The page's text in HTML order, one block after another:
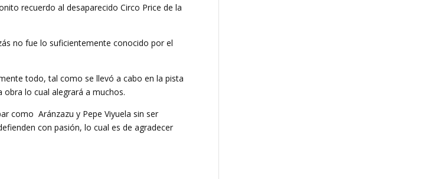
recuerdo al desaparecido Circo Price de la
no fue lo suficientemente conocido por el
todo, tal como se llevó a cabo en la pista
obra lo cual alegrará a muchos.
como Aránzazu y Pepe Viyuela sin ser
con pasión, lo cual es de agradecer